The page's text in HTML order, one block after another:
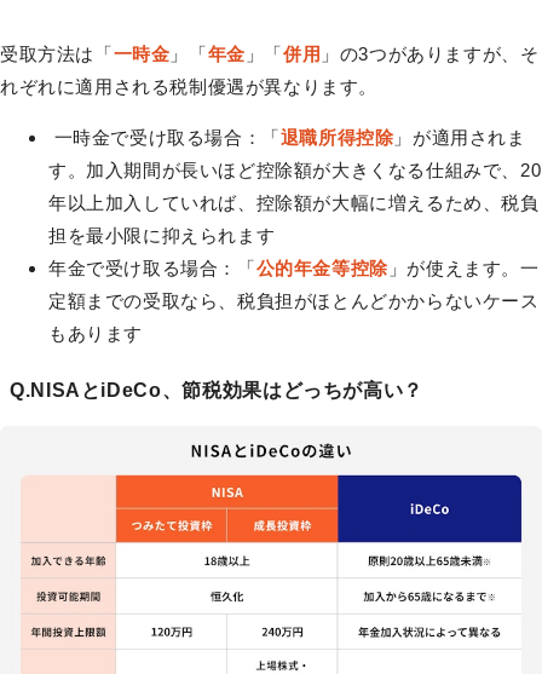
受取方法は「一時金 」「年金 」「併用 」の3つがありますが、そ
れぞれに適用される税制優遇が異なります。
一時金で受け取る場合：「退職所得控除 」が適用されま
す。加入期間が長いほど控除額が大きくなる仕組みで、20
年以上加入していれば、控除額が大幅に増えるため、税負
担を最小限に抑えられます
年金で受け取る場合：「公的年金等控除 」が使えます。一
定額までの受取なら、税負担がほとんどかからないケース
もあります
Q.NISAとiDeCo、節税効果はどっちが高い？